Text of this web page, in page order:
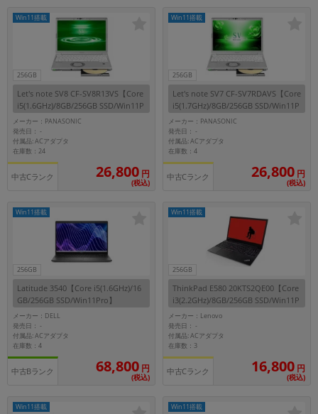
256GB
Win11搭載
Let's note SV8 CF-SV8R13VS【Core
i5(1.6GHz)/8GB/256GB SSD/Win11P
ro】
メーカー：PANASONIC
発売日：-
付属品: ACアダプタ
在庫数：24
中古Cランク 26,800 円
(税込)
256GB
Win11搭載
Let's note SV7 CF-SV7RDAVS【Core
i5(1.7GHz)/8GB/256GB SSD/Win11P
ro】
メーカー：PANASONIC
発売日：-
付属品: ACアダプタ
在庫数：4
中古Cランク 26,800 円
(税込)
256GB
Win11搭載
Latitude 3540【Core i5(1.6GHz)/16
GB/256GB SSD/Win11Pro】
メーカー：DELL
発売日：-
付属品: ACアダプタ
在庫数：4
中古Bランク 68,800 円
(税込)
256GB
Win11搭載
ThinkPad E580 20KTS2QE00【Core
i3(2.2GHz)/8GB/256GB SSD/Win11P
ro】
メーカー：Lenovo
発売日：-
付属品: ACアダプタ
在庫数：3
中古Cランク 16,800 円
(税込)
Win11搭載 Win11搭載